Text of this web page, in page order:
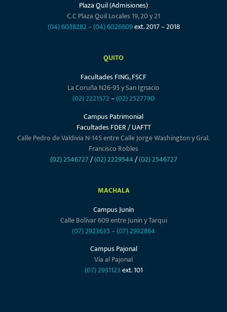
Plaza Quil (Admisiones)
C.C Plaza Quil Locales 19, 20 y 21
(04) 6038282–(04) 6026609ext. 2017 – 2018
QUITO
Facultades FING, FSCF
La Coruña N26-95 y San Ignacio
(02) 2221572–(02) 2527790
Campus Patrimonial
Facultades FDER / UAFTT
Calle Pedro de Valdivia N-145 entre Calle Jorge Washington y Gral.
Francisco Robles
(02) 2546727/(02) 2229544/(02) 2546727
MACHALA
Campus Junín
Calle Bolívar 609 entre Junín y Tarqui
(07) 2923635–(07) 2932864
Campus Pajonal
Vía al Pajonal
(07) 2931123ext. 101